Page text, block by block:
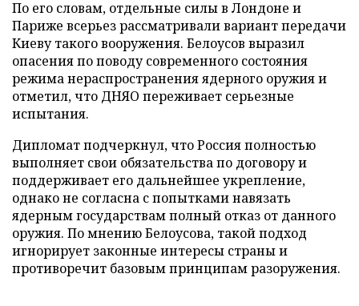
По его словам, отдельные силы в Лондоне и
Париже всерьез рассматривали вариант передачи
Киеву такого вооружения. Белоусов выразил
опасения по поводу современного состояния
режима нераспространения ядерного оружия и
отметил, что ДНЯО переживает серьезные
испытания.
Дипломат подчеркнул, что Россия полностью
выполняет свои обязательства по договору и
поддерживает его дальнейшее укрепление,
однако не согласна с попытками навязать
ядерным государствам полный отказ от данного
оружия. По мнению Белоусова, такой подход
игнорирует законные интересы страны и
противоречит базовым принципам разоружения.